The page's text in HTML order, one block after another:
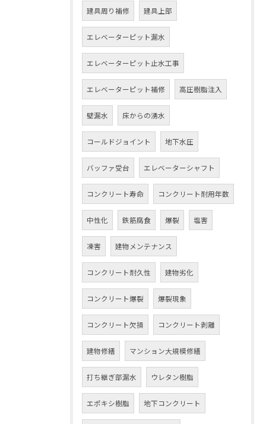
建具周り補修 建具上部
エレベーターピット漏水
エレベーターピット止水工事
エレベーターピット補修 高圧樹脂注入
壁漏水 床からの湧水
コールドジョイント 地下水圧
バッファ受台 エレベーターシャフト
コンクリート寿命 コンクリート耐用年数
中性化 鉄筋腐食 爆裂 塩害
凍害 建物メンテナンス
コンクリート耐久性 建物劣化
コンクリート爆裂 爆裂現象
コンクリート欠損 コンクリート剥離
建物修繕 マンション大規模修繕
打ち継ぎ部漏水 ウレタン樹脂
エポキシ樹脂 地下コンクリート